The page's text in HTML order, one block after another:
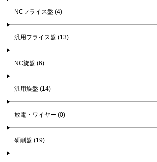
NCフライス盤 (4)
汎用フライス盤 (13)
NC旋盤 (6)
汎用旋盤 (14)
放電・ワイヤー (0)
研削盤 (19)